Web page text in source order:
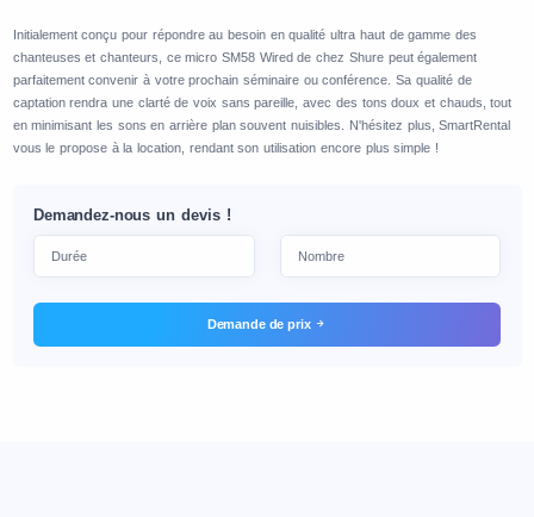
Initialement conçu pour répondre au besoin en qualité ultra haut de gamme des
chanteuses et chanteurs, ce micro SM58 Wired de chez Shure peut également
parfaitement convenir à votre prochain séminaire ou conférence. Sa qualité de
captation rendra une clarté de voix sans pareille, avec des tons doux et chauds, tout
en minimisant les sons en arrière plan souvent nuisibles. N'hésitez plus, SmartRental
vous le propose à la location, rendant son utilisation encore plus simple !
Demandez-nous un devis !
Demande de prix